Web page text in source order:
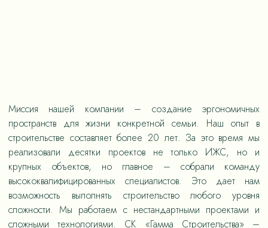
Миссия нашей компании – создание эргономичных
пространств для жизни конкретной семьи. Наш опыт в
строительстве составляет более 20 лет. За это время мы
реализовали десятки проектов не только ИЖС, но и
крупных объектов, но главное – собрали команду
высококвалифицированных специалистов. Это дает нам
возможность выполнять строительство любого уровня
сложности. Мы работаем с нестандартными проектами и
сложными технологиями. СК «Гамма Строительства» –